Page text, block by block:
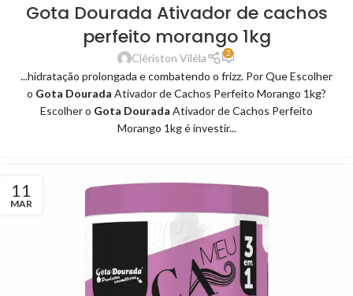
Gota Dourada Ativador de cachos
perfeito morango 1kg
Clériston Viléla 2
...hidratação prolongada e combatendo o frizz. Por Que Escolher
o Gota Dourada Ativador de Cachos Perfeito Morango 1kg?
Escolher o Gota Dourada Ativador de Cachos Perfeito
Morango 1kg é investir...
11
MAR